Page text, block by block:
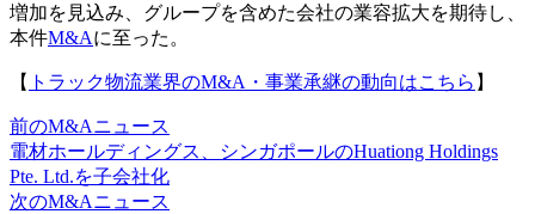
増加を見込み、グループを含めた会社の業容拡大を期待し、
本件M&Aに至った。
【 トラック物流業界のM&A・事業承継の動向はこちら 】
前のM&Aニュース
電材ホールディングス、シンガポールのHuationg Holdings
Pte. Ltd.を子会社化
次のM&Aニュース